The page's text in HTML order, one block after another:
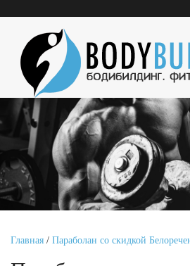
Главная / Параболан со скидкой